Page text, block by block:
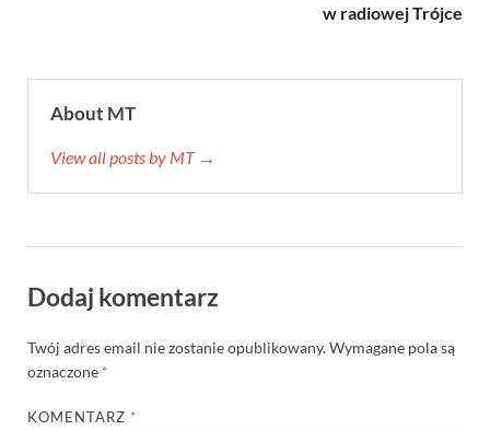
w radiowej Trójce
About MT
View all posts by MT →
Dodaj komentarz
Twój adres email nie zostanie opublikowany.Wymagane pola są
oznaczone *
KOMENTARZ *